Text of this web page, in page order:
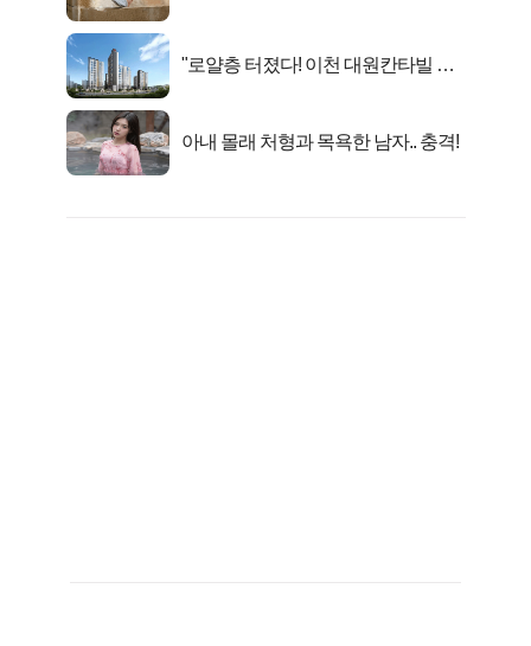
"로얄층 터졌다! 이천 대원칸타빌 잔
아내 몰래 처형과 목욕한 남자.. 충격!